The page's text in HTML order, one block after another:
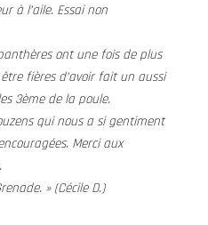
à l’aile. Essai non
ont une fois de plus
fières d’avoir fait un aussi
3ème de la poule.
qui nous a si gentiment
Merci aux
» (Cécile D.)